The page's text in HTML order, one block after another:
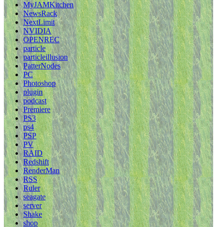
MyJAMKitchen
NewsRack
NextLimit
NVIDIA
OPENREC
particle
particleillusion
PatterNodes
PC
Photoshop
plugin
podcast
Premiere
PS3
ps4
PSP
PV
RAID
Redshift
RenderMan
RSS
Ruler
seagate
server
Shake
shop